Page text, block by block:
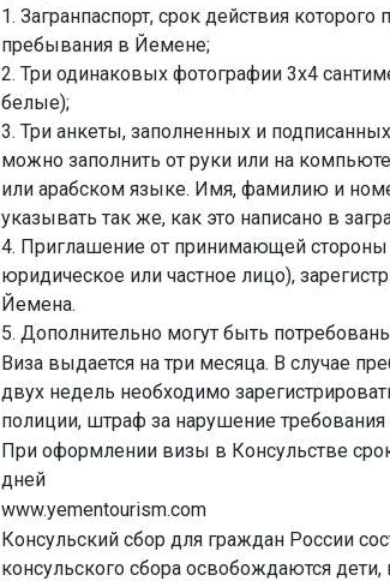
1. Загранпаспорт, срок действия
пребывания в Йемене;
2. Три одинаковых фотографии 3х4
белые);
3. Три анкеты, заполненных и
можно заполнить от руки или на
или арабском языке. Имя, фамилию и
указывать так же, как это написано в
4. Приглашение от принимающей стороны
юридическое или частное лицо),
Йемена.
5. Дополнительно могут быть
Виза выдается на три месяца. В случае
двух недель необходимо
полиции, штраф за нарушение требования
При оформлении визы в Консульстве
дней
www.yementourism.com
Консульский сбор для граждан России
консульского сбора освобождаются